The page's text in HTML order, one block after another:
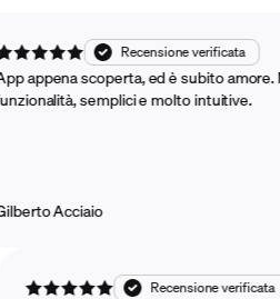
Recensione
App appena scoperta, ed è subito
funzionalità, semplici e molto
Gilberto Acciaio
Recensione verificata